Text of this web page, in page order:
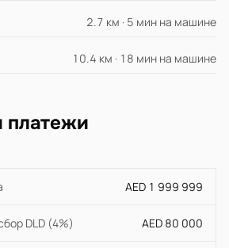
2.7 км · 5 мин на машине
10.4 км · 18 мин на машине
платежи
AED 1 999 999
DLD (4%) AED 80 000